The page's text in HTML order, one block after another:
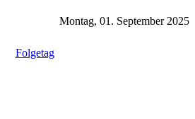
Montag, 01. September 2025
Folgetag